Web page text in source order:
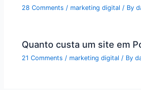
28 Comments / marketing digital / By
Quanto custa um site em
21 Comments / marketing digital / By